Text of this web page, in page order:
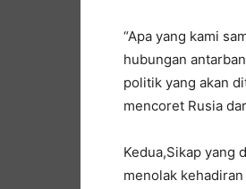
“Apa yang kami
hubungan
politik yang akan
mencoret Rusia
Kedua,Sikap yang
menolak